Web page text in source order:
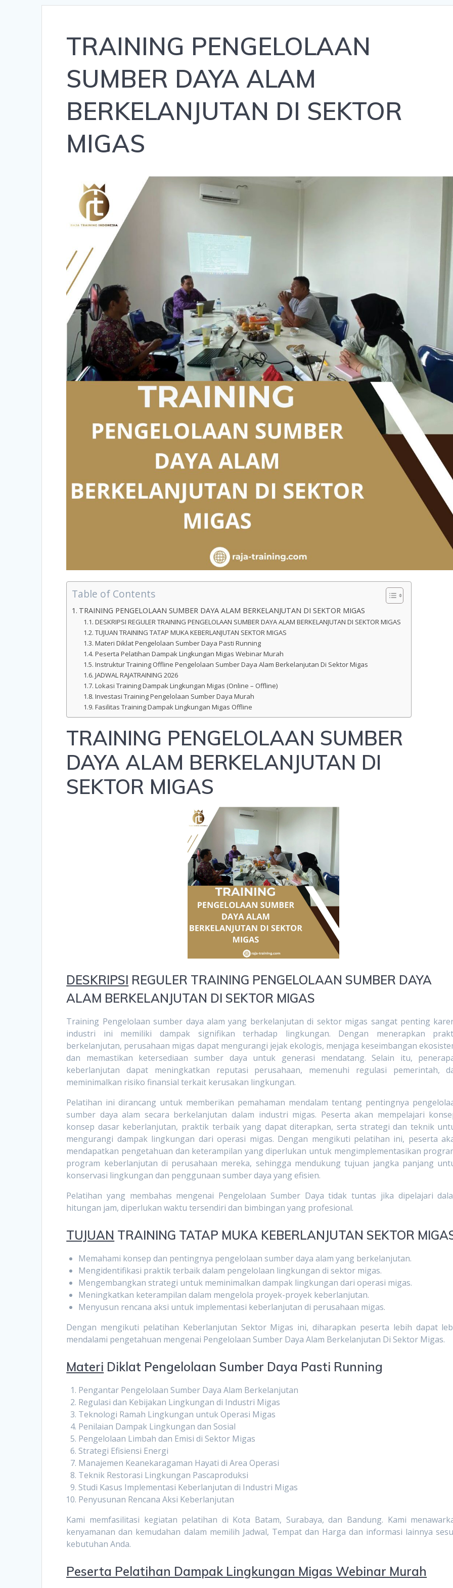
TRAINING PENGELOLAAN
SUMBER DAYA ALAM
BERKELANJUTAN DI SEKTOR
MIGAS
Table of Contents
TRAINING PENGELOLAAN SUMBER DAYA ALAM BERKELANJUTAN DI SEKTOR MIGAS
DESKRIPSI REGULER TRAINING PENGELOLAAN SUMBER DAYA ALAM BERKELANJUTAN DI SEKTOR MIGAS
TUJUAN TRAINING TATAP MUKA KEBERLANJUTAN SEKTOR MIGAS
Materi Diklat Pengelolaan Sumber Daya Pasti Running
Peserta Pelatihan Dampak Lingkungan Migas Webinar Murah
Instruktur Training Offline Pengelolaan Sumber Daya Alam Berkelanjutan Di Sektor Migas
JADWAL RAJATRAINING 2026
Lokasi Training Dampak Lingkungan Migas (Online – Offline)
Investasi Training Pengelolaan Sumber Daya Murah
Fasilitas Training Dampak Lingkungan Migas Offline
TRAINING PENGELOLAAN SUMBER
DAYA ALAM BERKELANJUTAN DI
SEKTOR MIGAS
DESKRIPSI REGULER TRAINING PENGELOLAAN SUMBER DAYA
ALAM BERKELANJUTAN DI SEKTOR MIGAS
Training Pengelolaan sumber daya alam yang berkelanjutan di sektor migas sangat penting
industri ini memiliki dampak signifikan terhadap lingkungan. Dengan menerapkan
berkelanjutan, perusahaan migas dapat mengurangi jejak ekologis, menjaga keseimbangan
dan memastikan ketersediaan sumber daya untuk generasi mendatang. Selain itu,
keberlanjutan dapat meningkatkan reputasi perusahaan, memenuhi regulasi pemerintah,
meminimalkan risiko finansial terkait kerusakan lingkungan.
Pelatihan ini dirancang untuk memberikan pemahaman mendalam tentang pentingnya
sumber daya alam secara berkelanjutan dalam industri migas. Peserta akan mempelajari
konsep dasar keberlanjutan, praktik terbaik yang dapat diterapkan, serta strategi dan teknik
mengurangi dampak lingkungan dari operasi migas. Dengan mengikuti pelatihan ini, peserta
mendapatkan pengetahuan dan keterampilan yang diperlukan untuk mengimplementasikan
program keberlanjutan di perusahaan mereka, sehingga mendukung tujuan jangka panjang
konservasi lingkungan dan penggunaan sumber daya yang efisien.
Pelatihan yang membahas mengenai Pengelolaan Sumber Daya tidak tuntas jika dipelajari
hitungan jam, diperlukan waktu tersendiri dan bimbingan yang profesional.
TUJUAN TRAINING TATAP MUKA KEBERLANJUTAN SEKTOR
Memahami konsep dan pentingnya pengelolaan sumber daya alam yang berkelanjutan.
Mengidentifikasi praktik terbaik dalam pengelolaan lingkungan di sektor migas.
Mengembangkan strategi untuk meminimalkan dampak lingkungan dari operasi migas.
Meningkatkan keterampilan dalam mengelola proyek-proyek keberlanjutan.
Menyusun rencana aksi untuk implementasi keberlanjutan di perusahaan migas.
Dengan mengikuti pelatihan Keberlanjutan Sektor Migas ini, diharapkan peserta lebih dapat
mendalami pengetahuan mengenai Pengelolaan Sumber Daya Alam Berkelanjutan Di Sektor Migas.
Materi Diklat Pengelolaan Sumber Daya Pasti Running
Pengantar Pengelolaan Sumber Daya Alam Berkelanjutan
Regulasi dan Kebijakan Lingkungan di Industri Migas
Teknologi Ramah Lingkungan untuk Operasi Migas
Penilaian Dampak Lingkungan dan Sosial
Pengelolaan Limbah dan Emisi di Sektor Migas
Strategi Efisiensi Energi
Manajemen Keanekaragaman Hayati di Area Operasi
Teknik Restorasi Lingkungan Pascaproduksi
Studi Kasus Implementasi Keberlanjutan di Industri Migas
Penyusunan Rencana Aksi Keberlanjutan
Kami memfasilitasi kegiatan pelatihan di Kota Batam, Surabaya, dan Bandung. Kami
kenyamanan dan kemudahan dalam memilih Jadwal, Tempat dan Harga dan informasi lainnya
kebutuhan Anda.
Peserta Pelatihan Dampak Lingkungan Migas Webinar Murah